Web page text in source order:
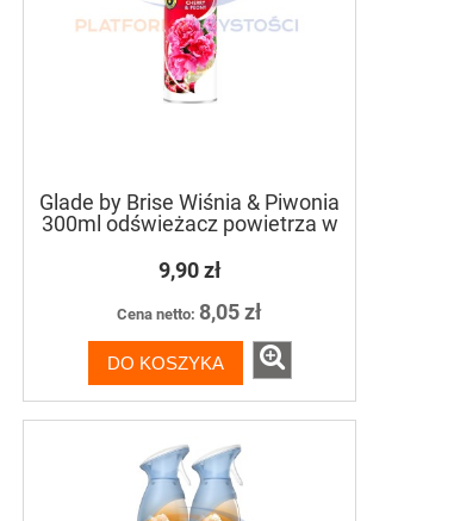
Suma Silver D8 preparat do
czyszczenia srebra 5L
DO KOSZYKA
Glade by Brise Wiśnia & Piwonia
300ml odświeżacz powietrza w
aerozolu
9,90 zł
Cena netto: 8,05 zł
DO KOSZYKA